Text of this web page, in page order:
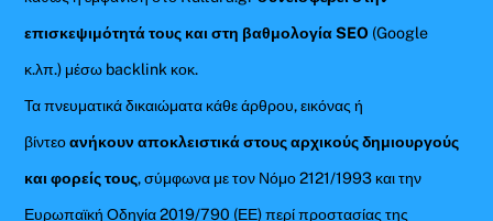
επισκεψιμότητά τους και στη βαθμολογία SEO (Google
κ.λπ.) μέσω backlink κοκ.
Τα πνευματικά δικαιώματα κάθε άρθρου, εικόνας ή
βίντεοανήκουν αποκλειστικά στους αρχικούς δημιουργούς
και φορείς τους, σύμφωνα με τον Νόμο 2121/1993 και την
Ευρωπαϊκή Οδηγία 2019/790 (ΕΕ) περί προστασίας της